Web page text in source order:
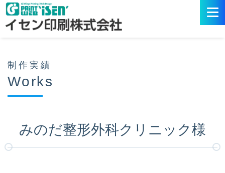
制作実績
Works
みのだ整形外科クリニック様